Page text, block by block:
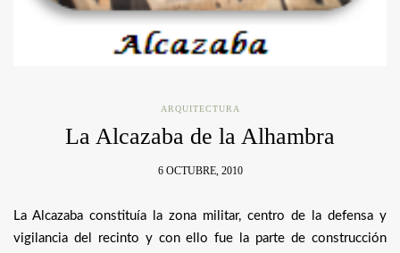
ARQUITECTURA
La Alcazaba de la Alhambra
6 OCTUBRE, 2010
La Alcazaba constituía la zona militar, centro de la defensa y
vigilancia del recinto y con ello fue la parte de construcción